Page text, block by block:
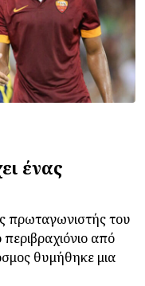
ένας
πρωταγωνιστής του
από
θυμήθηκε μια